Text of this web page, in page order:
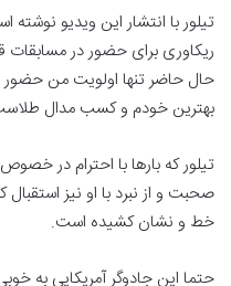
ریکاوری برای حضور در
حال حاضر تنها اولویت من حضور
بهترین خودم و کسب مدال
تیلور که بارها با احترام در
صحبت و از نبرد با او نیز استقبال
خط و نشان کشیده است.
حتما این جادوگر آمریکایی به